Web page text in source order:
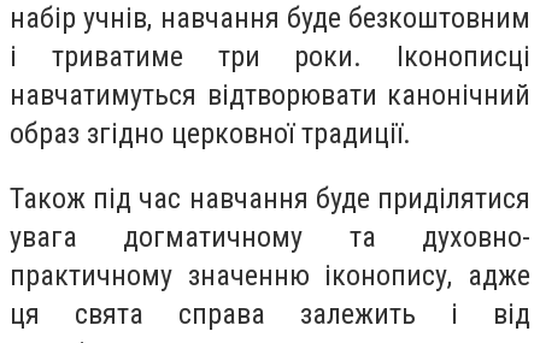
набір учнів, навчання буде безкоштовним
і триватиме три роки. Іконописці
навчатимуться відтворювати канонічний
образ згідно церковної традиції.
Також під час навчання буде приділятися
увага догматичному та духовно-
практичному значенню іконопису, адже
ця свята справа залежить і від